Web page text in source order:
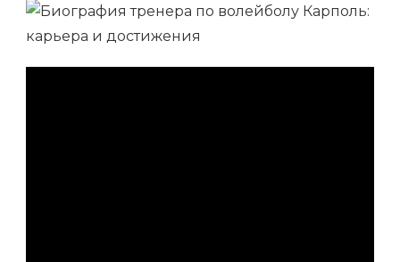
ТРЕНЕРА